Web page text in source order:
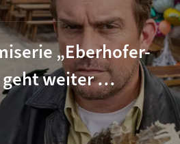
„Eberhofer-
geht weiter …